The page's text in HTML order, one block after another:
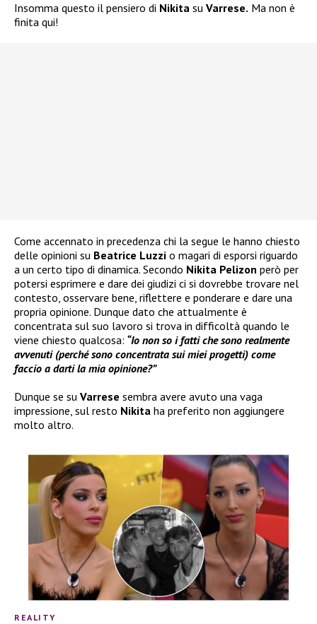
Insomma questo il pensiero di Nikita su Varrese. Ma non è
finita qui!
Come accennato in precedenza chi la segue le hanno chiesto
delle opinioni su Beatrice Luzzi o magari di esporsi riguardo
a un certo tipo di dinamica. Secondo Nikita Pelizon però per
potersi esprimere e dare dei giudizi ci si dovrebbe trovare nel
contesto, osservare bene, riflettere e ponderare e dare una
propria opinione. Dunque dato che attualmente è
concentrata sul suo lavoro si trova in difficoltà quando le
viene chiesto qualcosa: “Io non so i fatti che sono realmente
avvenuti (perché sono concentrata sui miei progetti) come
faccio a darti la mia opinione?”
Dunque se su Varrese sembra avere avuto una vaga
impressione, sul resto Nikita ha preferito non aggiungere
molto altro.
REALITY